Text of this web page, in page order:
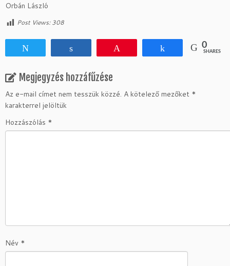
Orbán László
Post Views:308
Share 0
SHARES
Megjegyzés hozzáfűzése
Az e-mail címet nem tesszük közzé. A kötelező mezőket *
karakterrel jelöltük
Hozzászólás *
Név *